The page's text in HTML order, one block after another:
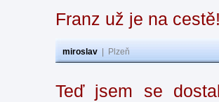
Franz už je na
miroslav Plzeň
Teď jsem se